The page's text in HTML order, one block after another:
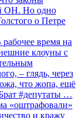
ОН. Но одно
о Петре
время на
клоуны с
– глядь, через
что жопа, ещё
#депутаты …
«оштрафовали»
и кражу